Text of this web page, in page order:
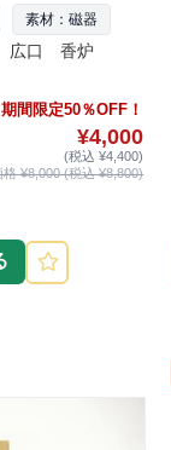
素材：磁器
広口 香炉
期間限定50％OFF！
¥4,000
(税込 ¥4,400)
格 ¥8,000 (税込 ¥8,800)